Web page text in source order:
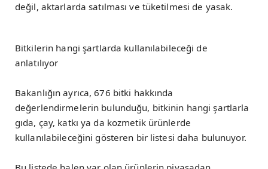
değil, aktarlarda satılması ve tüketilmesi de yasak.
Bitkilerin hangi şartlarda kullanılabileceği de
anlatılıyor
Bakanlığın ayrıca, 676 bitki hakkında
değerlendirmelerin bulunduğu, bitkinin hangi şartlarla
gıda, çay, katkı ya da kozmetik ürünlerde
kullanılabileceğini gösteren bir listesi daha bulunuyor.